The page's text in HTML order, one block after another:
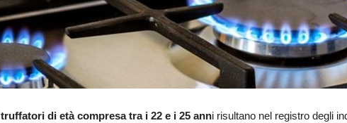
truffatori di età compresa tra i 22 e i 25 anni risultano nel registro degli